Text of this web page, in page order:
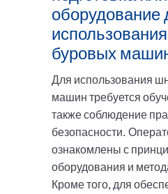
оборудование
буровых
Для использования
машин требуется
также соблюдение
безопасности.
ознакомлены с
оборудования и
Кроме того, для